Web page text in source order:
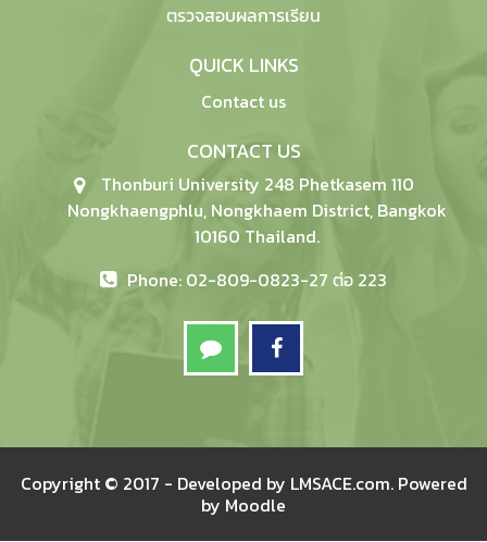
ตรวจสอบผลการเรียน
QUICK LINKS
Contact us
CONTACT US
Thonburi University 248 Phetkasem 110
Nongkhaengphlu, Nongkhaem District, Bangkok
10160 Thailand.
Phone: 02-809-0823-27 ต่อ 223
Copyright © 2017 - Developed by LMSACE.com. Powered
by Moodle